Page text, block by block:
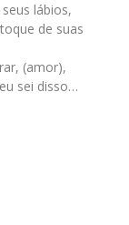
lábios,
de suas
(amor),
sei disso…